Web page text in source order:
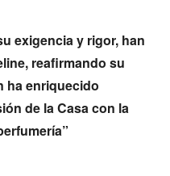
exigencia y rigor, han
reafirmando su
ha enriquecido
de la Casa con la